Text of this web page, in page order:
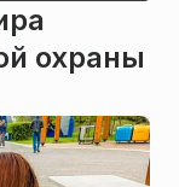
охраны